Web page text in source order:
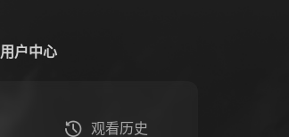
用户中心
观看历史